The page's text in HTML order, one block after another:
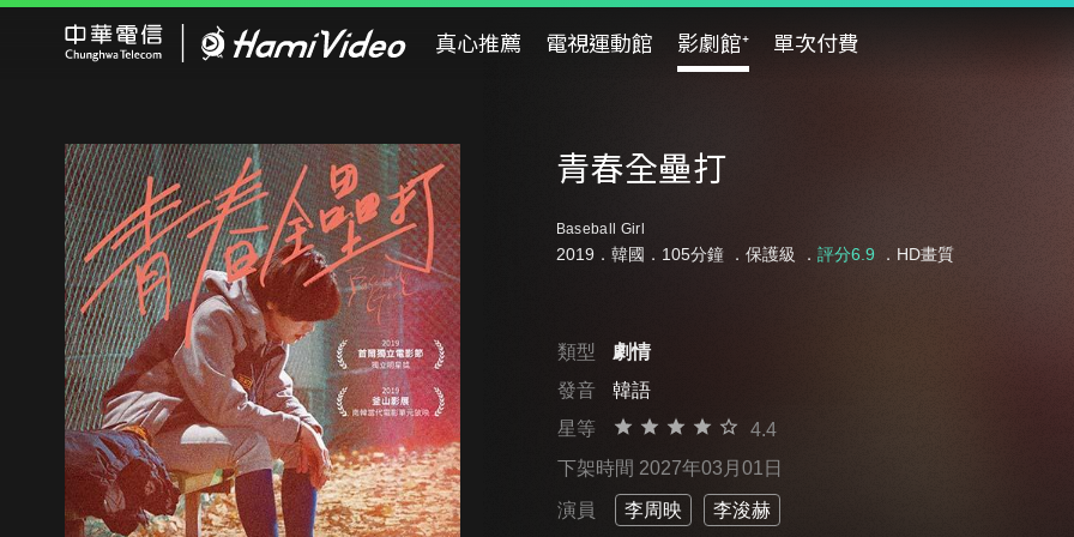
真心推薦 電視運動館 影劇館⁺ 單次付費
青春全壘打
Baseball Girl
2019．韓國．105分鐘 ． 保護級 ． 評分6.9．HD畫質
類型
劇情
發音
韓語
星等
4.4
下架時間 2027年03月01日
演員 李周映 李浚赫